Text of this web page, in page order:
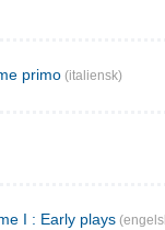
primo (italiensk)
I : Early plays